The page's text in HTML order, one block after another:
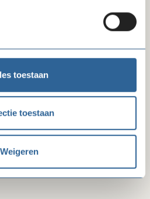
toestaan
toestaan
Weigeren
van Ogtrop
Bureau Nalatenschappen
- 716 49 00
een vraag